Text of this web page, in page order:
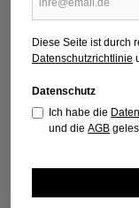
Diese Seite ist durch
Datenschutzrichtlinie
Datenschutz
Ich habe die
und dieAGB